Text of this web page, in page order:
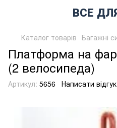
ВСЕ
Каталог товарів Багажні
Платформа на
(2 велосипеда)
Артикул: 5656 Написати відгук